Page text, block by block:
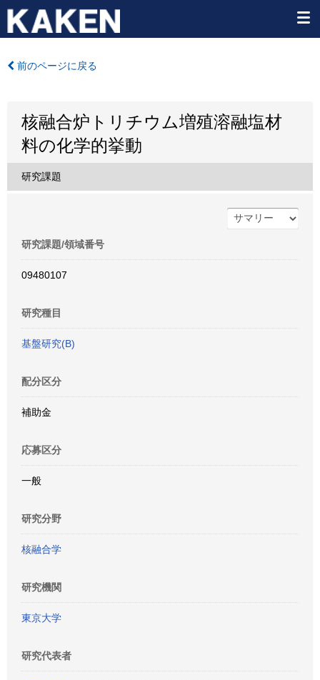
前のページに戻る
核融合炉トリチウム増殖溶融塩材
料の化学的挙動
研究課題
研究課題/領域番号
09480107
研究種目
基盤研究(B)
配分区分
補助金
応募区分
一般
研究分野
核融合学
研究機関
東京大学
研究代表者